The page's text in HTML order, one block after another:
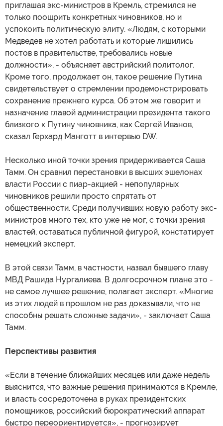
приглашая экс-министров в Кремль, стремился не
только поощрить конкретных чиновников, но и
успокоить политическую элиту. «Людям, с которыми
Медведев не хотел работать и которые лишились
постов в правительстве, требовались новые
должности», - объясняет австрийский политолог.
Кроме того, продолжает он, такое решение Путина
свидетельствует о стремлении продемонстрировать
сохранение прежнего курса. Об этом же говорит и
назначение главой администрации президента такого
близкого к Путину чиновника, как Сергей Иванов,
сказал Герхард Манготт в интервью DW.
Несколько иной точки зрения придерживается Саша
Тамм. Он сравнил перестановки в высших эшелонах
власти России с пиар-акцией - непопулярных
чиновников решили просто спрятать от
общественности. Среди получивших новую работу экс-
министров много тех, кто уже не мог, с точки зрения
властей, оставаться публичной фигурой, констатирует
немецкий эксперт.
В этой связи Тамм, в частности, назвал бывшего главу
МВД Рашида Нургалиева. В долгосрочном плане это -
не самое лучшее решение, полагает эксперт. «Многие
из этих людей в прошлом не раз доказывали, что не
способны решать сложные задачи», - заключает Саша
Тамм.
Перспективы развития
«Если в течение ближайших месяцев или даже недель
выяснится, что важные решения принимаются в Кремле,
и власть сосредоточена в руках президентских
помощников, российский бюрократический аппарат
быстро переориентируется», - прогнозирует